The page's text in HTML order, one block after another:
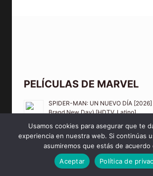
PELÍCULAS DE MARVEL
SPIDER-MAN: UN NUEVO DÍA
Brand New Day) [HDTV, Latino]
Usamos cookies para asegurar que te
experiencia en nuestra web. Si continúas
asumiremos que estás de acuerdo
Aceptar
Política de